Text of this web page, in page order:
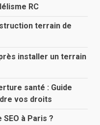
RC
terrain de
installer un terrain
santé : Guide
vos droits
à Paris ?